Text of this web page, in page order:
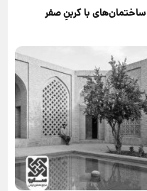
ساختمان‌های با کربنِ صفر